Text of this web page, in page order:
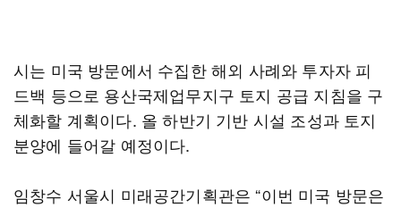
시는 미국 방문에서 수집한 해외 사례와 투자자 피
드백 등으로 용산국제업무지구 토지 공급 지침을 구
체화할 계획이다. 올 하반기 기반 시설 조성과 토지
분양에 들어갈 예정이다.
임창수 서울시 미래공간기획관은 “이번 미국 방문은